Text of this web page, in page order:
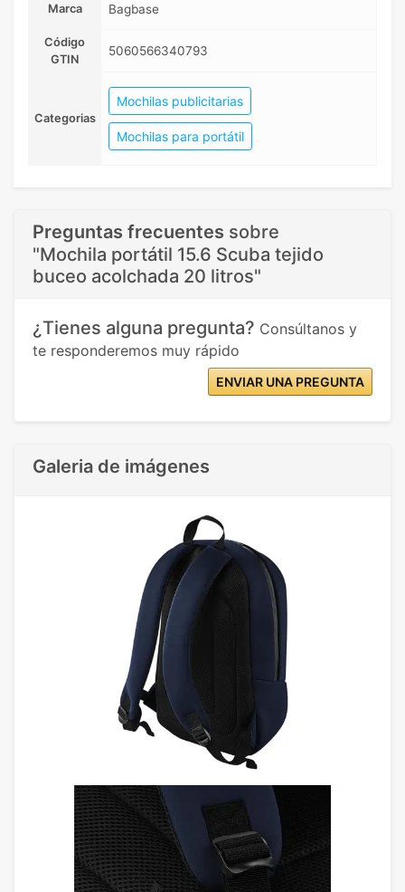
Marca Bagbase
Código
GTIN
5060566340793
Categorias
Mochilas publicitarias
Mochilas para portátil
Preguntas frecuentes sobre
"Mochila portátil 15.6 Scuba tejido
buceo acolchada 20 litros"
¿Tienes alguna pregunta? Consúltanos y
te responderemos muy rápido
ENVIAR UNA PREGUNTA
Galeria de imágenes